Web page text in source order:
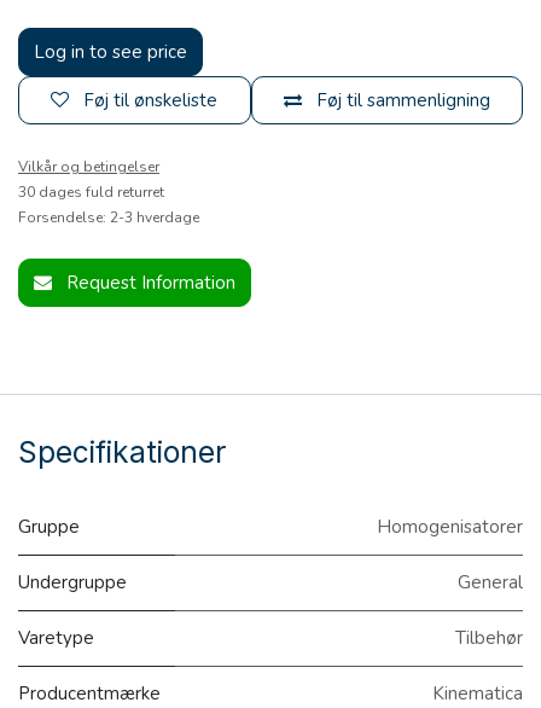
Log in to see price
Føj til sammenligning
Føj til ønskeliste
Vilkår og betingelser
30 dages fuld returret
Forsendelse: 2-3 hverdage
Request Information
Specifikationer
Gruppe Homogenisatorer
Undergruppe General
Varetype Tilbehør
Producentmærke Kinematica